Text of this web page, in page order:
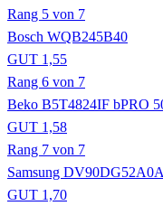
Rang 5 von 7
Bosch WQB245B40
GUT 1,55
Rang 6 von 7
Beko B5T4824IF bPRO
GUT 1,58
Rang 7 von 7
Samsung
GUT 1,70